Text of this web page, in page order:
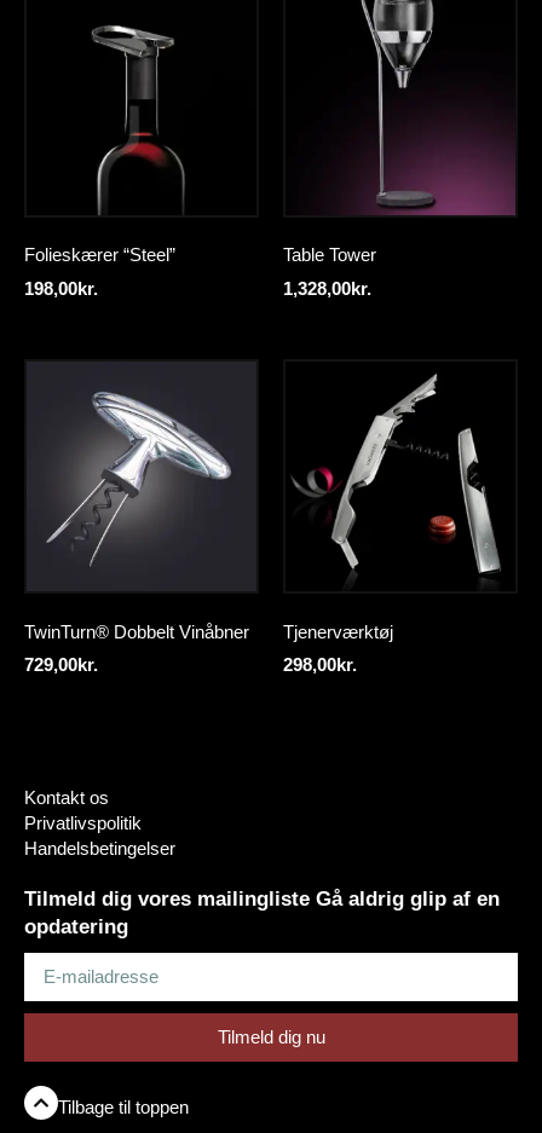
Folieskærer “Steel”
198,00kr.
Table Tower
1,328,00kr.
TwinTurn® Dobbelt Vinåbner
729,00kr.
Tjenerværktøj
298,00kr.
Kontakt os
Privatlivspolitik
Handelsbetingelser
Tilmeld dig vores mailingliste Gå aldrig glip af en
opdatering
Tilmeld dig nu
Tilbage til toppen